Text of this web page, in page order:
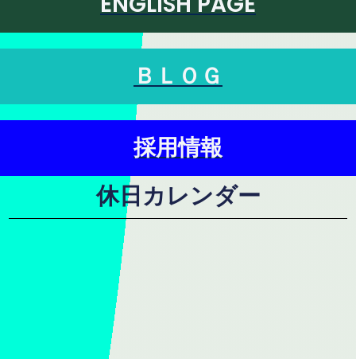
ＢＬＯＧ
採用情報
休日カレンダー